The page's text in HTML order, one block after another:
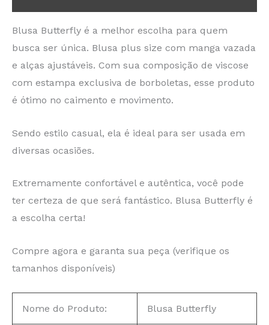
Blusa Butterfly é a melhor escolha para quem
busca ser única. Blusa plus size com manga vazada
e alças ajustáveis. Com sua composição de viscose
com estampa exclusiva de borboletas, esse produto
é ótimo no caimento e movimento.
Sendo estilo casual, ela é ideal para ser usada em
diversas ocasiões.
Extremamente confortável e autêntica, você pode
ter certeza de que será fantástico. Blusa Butterfly é
a escolha certa!
Compre agora e garanta sua peça (verifique os
tamanhos disponíveis)
Nome do Produto: Blusa Butterfly